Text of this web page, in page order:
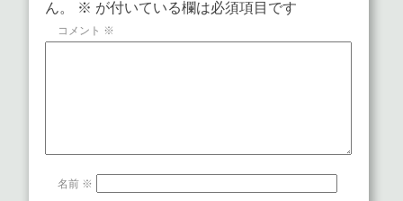
ん。
※ が付いている欄は必須項目です
コメント ※
名前 ※